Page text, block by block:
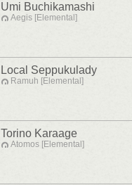
Umi Buchikamashi
Aegis [Elemental]
Local Seppukulady
Ramuh [Elemental]
Torino Karaage
Atomos [Elemental]